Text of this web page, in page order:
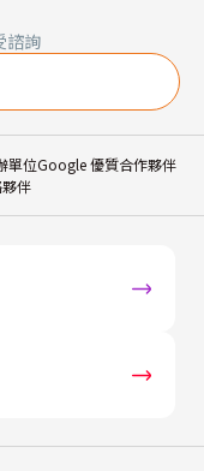
諮詢
單位Google 優質合作夥伴
伴